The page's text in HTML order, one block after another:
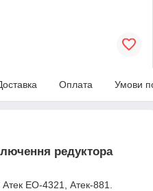
Оплата Умови
редуктора
Атек ЕО-4321, Атек-881.